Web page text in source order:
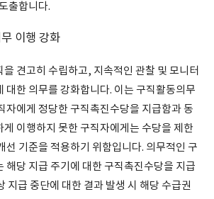
출합니다.
이행 강화
견고히 수립하고, 지속적인 관찰 및 모니터
대한 의무를 강화합니다. 이는 구직활동의무
자에게 정당한 구직촉진수당을 지급함과 동
게 이행하지 못한 구직자에게는 수당을 제한
선 기준을 적용하기 위함입니다. 의무적인 구
해당 지급 주기에 대한 구직촉진수당을 지급
지급 중단에 대한 결과 발생 시 해당 수급권